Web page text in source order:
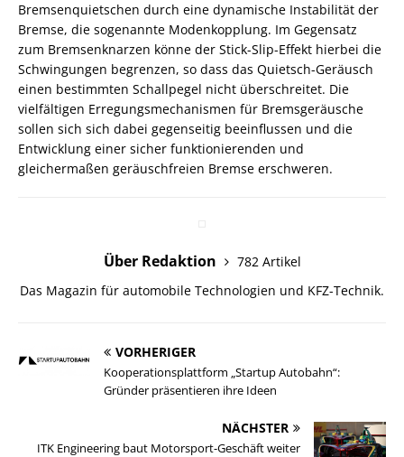
Bremsenquietschen durch eine dynamische Instabilität der
Bremse, die sogenannte Modenkopplung. Im Gegensatz
zum Bremsenknarzen könne der Stick-Slip-Effekt hierbei die
Schwingungen begrenzen, so dass das Quietsch-Geräusch
einen bestimmten Schallpegel nicht überschreitet. Die
vielfältigen Erregungsmechanismen für Bremsgeräusche
sollen sich sich dabei gegenseitig beeinflussen und die
Entwicklung einer sicher funktionierenden und
gleichermaßen geräuschfreien Bremse erschweren.
Über Redaktion
782 Artikel
Das Magazin für automobile Technologien und KFZ-Technik.
VORHERIGER
Kooperationsplattform „Startup Autobahn“:
Gründer präsentieren ihre Ideen
NÄCHSTER
ITK Engineering baut Motorsport-Geschäft weiter